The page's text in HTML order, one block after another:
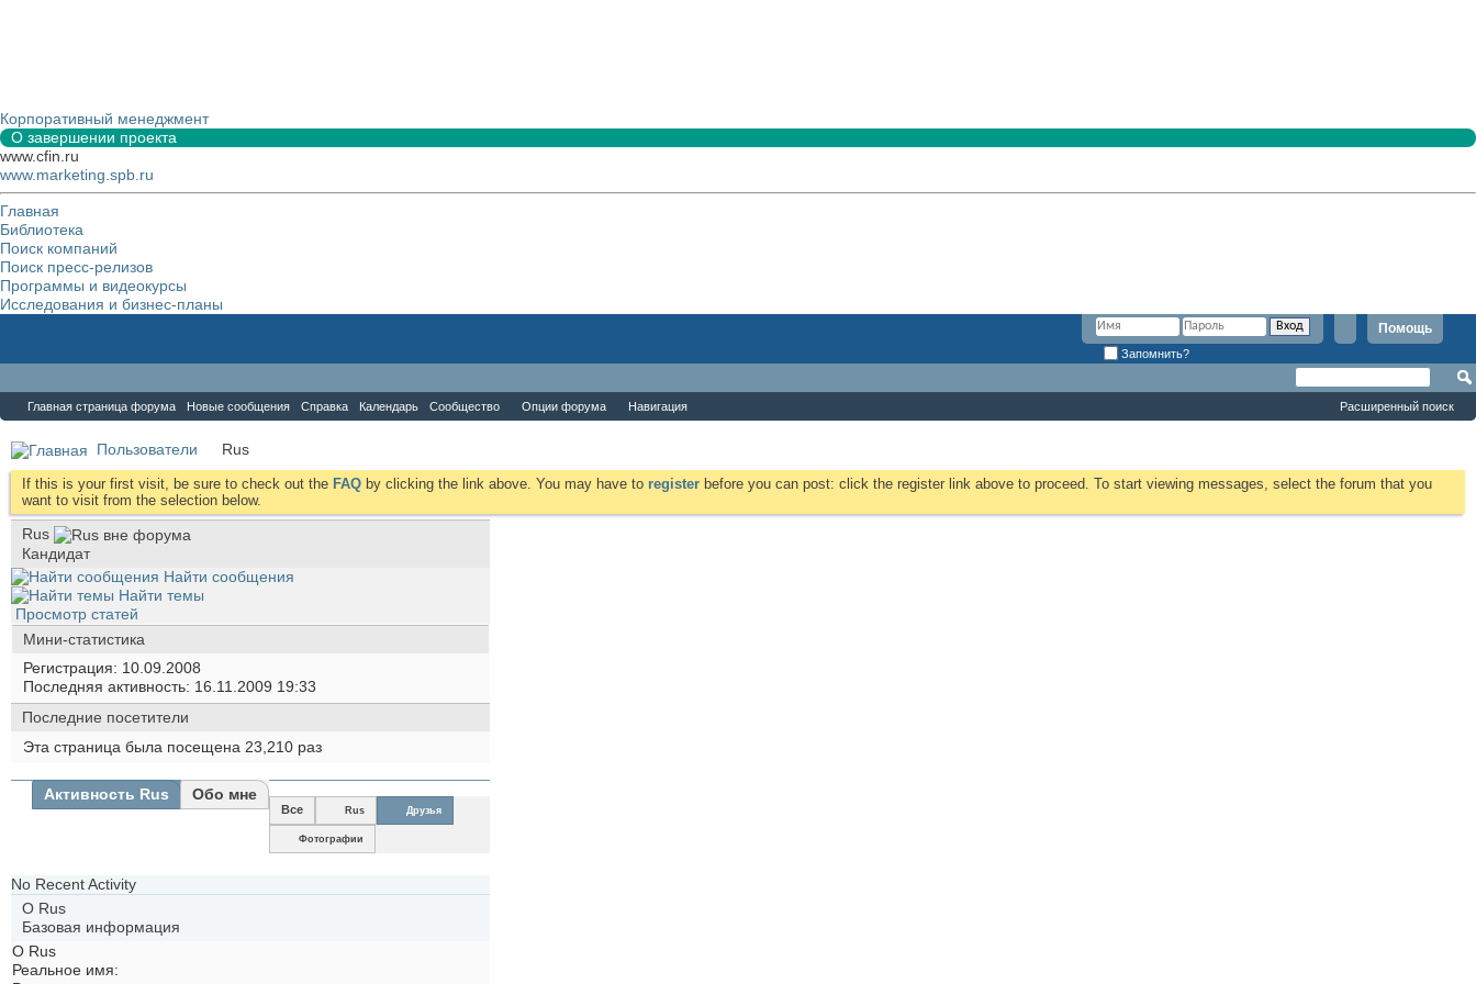
Корпоративный менеджмент
О завершении проекта
www.cfin.ru
www.marketing.spb.ru
Главная
Библиотека
Поиск компаний
Поиск пресс-релизов
Программы и видеокурсы
Исследования и бизнес-планы
Помощь
Запомнить?
Главная страница форума Новые сообщения Справка Календарь Сообщество Опции форума Навигация Расширенный поиск
Пользователи Rus
If this is your first visit, be sure to check out the FAQ by clicking the link above. You may have to register before you can post: click the register link above to proceed. To start viewing messages, select the forum that you
want to visit from the selection below.
Rus
Кандидат
Найти сообщения
Найти темы
Просмотр статей
Мини-статистика
Регистрация
10.09.2008
Последняя активность 16.11.2009 19:33
Последние посетители
Эта страница была посещена 23,210 раз
Активность Rus Обо мне
Все Rus Друзья
Фотографии
No Recent Activity
О Rus
Базовая информация
О Rus
Реальное имя: